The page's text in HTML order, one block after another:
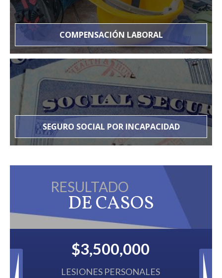
COMPENSACIÓN LABORAL
SEGURO SOCIAL POR INCAPACIDAD
RESULTADO
DE CASOS
PERSONALES IMPUESTOS